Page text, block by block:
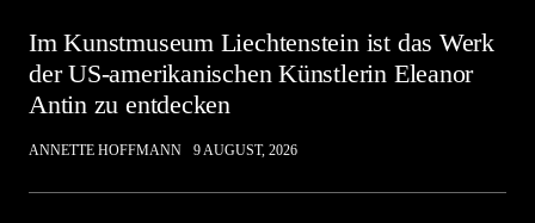
Im Kunstmuseum Liechtenstein ist das Werk
der US-amerikanischen Künstlerin Eleanor
Antin zu entdecken
ANNETTE HOFFMANN 9 AUGUST, 2026